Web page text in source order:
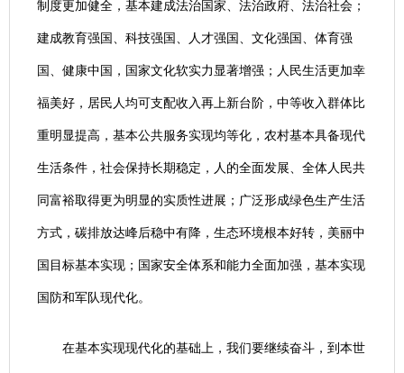
制度更加健全，基本建成法治国家、法治政府、法治社会；
建成教育强国、科技强国、人才强国、文化强国、体育强
国、健康中国，国家文化软实力显著增强；人民生活更加幸
福美好，居民人均可支配收入再上新台阶，中等收入群体比
重明显提高，基本公共服务实现均等化，农村基本具备现代
生活条件，社会保持长期稳定，人的全面发展、全体人民共
同富裕取得更为明显的实质性进展；广泛形成绿色生产生活
方式，碳排放达峰后稳中有降，生态环境根本好转，美丽中
国目标基本实现；国家安全体系和能力全面加强，基本实现
国防和军队现代化。
在基本实现现代化的基础上，我们要继续奋斗，到本世